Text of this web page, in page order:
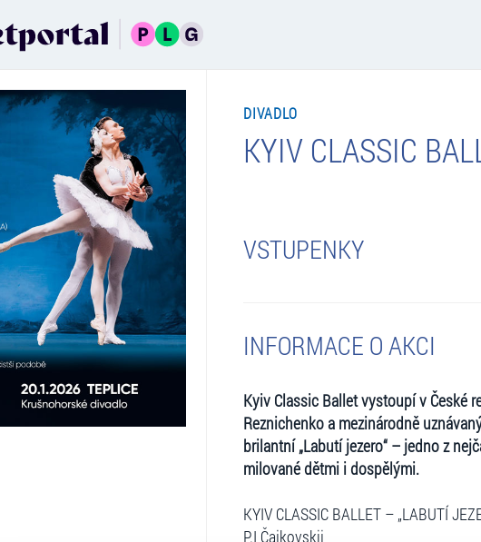
DIVADLO
KYIV CLASSIC
VSTUPENKY
INFORMACE O AKCI
Kyiv Classic Ballet vystoupí v České
Reznichenko a mezinárodně
brilantní „Labutí jezero“ – jedno z
milované dětmi i dospělými.
KYIV CLASSIC BALLET – „LABUTÍ
P.I Čajkovskij